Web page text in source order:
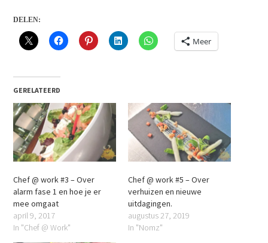
DELEN:
Meer
GERELATEERD
Chef @ work #3 – Over
alarm fase 1 en hoe je er
mee omgaat
april 9, 2017
In "Chef @ Work"
Chef @ work #5 – Over
verhuizen en nieuwe
uitdagingen.
augustus 27, 2019
In "Nomz"